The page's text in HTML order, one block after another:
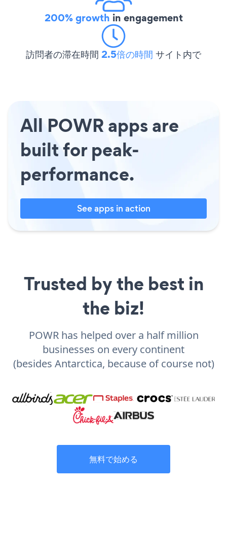
200% growth in engagement
訪問者の滞在時間 2.5倍の時間 サイト内で
All POWR apps are
built for peak-
performance.
See apps in action
Trusted by the best in
the biz!
POWR has helped over a half million
businesses on every continent
(besides Antarctica, because of course not)
無料で始める